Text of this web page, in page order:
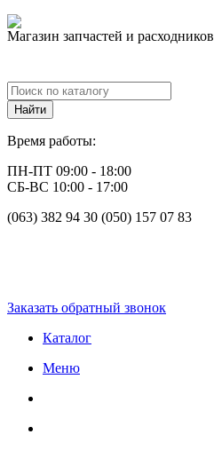
Магазин запчастей и расходников
Время работы:
ПН-ПТ 09:00 - 18:00
СБ-ВС 10:00 - 17:00
(063) 382 94 30 (050) 157 07 83
Заказать обратный звонок
Каталог
Меню